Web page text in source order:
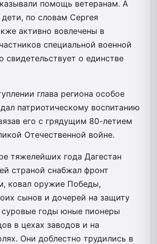
помощь ветеранам. А
по словам Сергея
активно вовлечены в
специальной военной
свидетельствует о единстве
глава региона особое
патриотическому воспитанию
его с грядущим 80-летием
Отечественной войне.
тяжелейших года Дагестан
страной снабжал фронт
ковал оружие Победы,
сынов и дочерей на защиту
суровые годы юные пионеры
в цехах заводов и на
Они доблестно трудились в